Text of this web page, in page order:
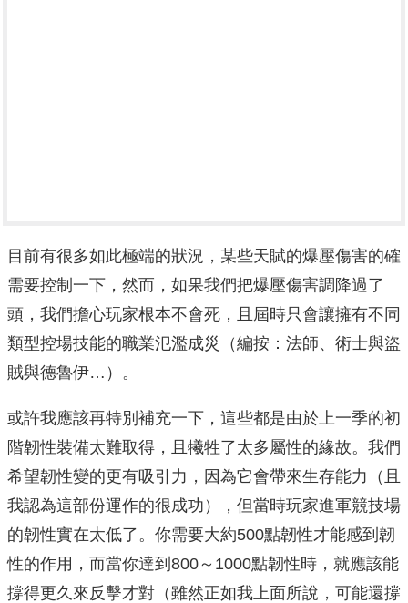
目前有很多如此極端的狀況，某些天賦的爆壓傷害的確
需要控制一下，然而，如果我們把爆壓傷害調降過了
頭，我們擔心玩家根本不會死，且屆時只會讓擁有不同
類型控場技能的職業氾濫成災（編按：法師、術士與盜
賊與德魯伊…）。
或許我應該再特別補充一下，這些都是由於上一季的初
階韌性裝備太難取得，且犧牲了太多屬性的緣故。我們
希望韌性變的更有吸引力，因為它會帶來生存能力（且
我認為這部份運作的很成功），但當時玩家進軍競技場
的韌性實在太低了。你需要大約500點韌性才能感到韌
性的作用，而當你達到800～1000點韌性時，就應該能
撐得更久來反擊才對（雖然正如我上面所說，可能還撐